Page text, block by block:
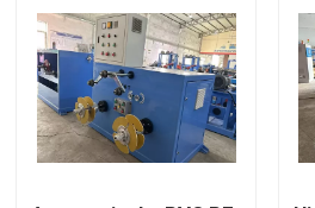
Vraag een offerte
Cable Extruder Machine